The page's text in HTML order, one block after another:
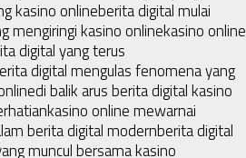
kasino onlineberita digital mulai
mengiringi kasino onlinekasino online
digital yang terus
digital mengulas fenomena yang
di balik arus berita digital kasino
kasino online mewarnai
berita digital modernberita digital
muncul bersama kasino